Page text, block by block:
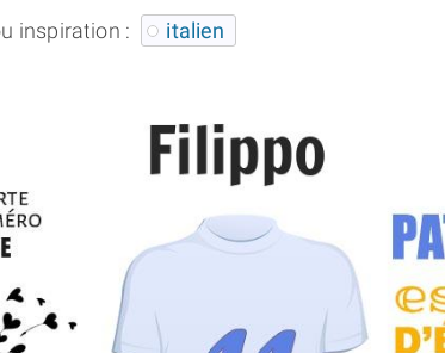
inspiration : italien
THÈME «
APPRENDRE